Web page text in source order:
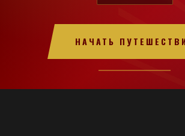
НАЧАТЬ